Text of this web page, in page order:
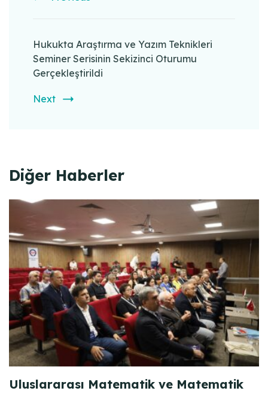
Hukukta Araştırma ve Yazım Teknikleri
Seminer Serisinin Sekizinci Oturumu
Gerçekleştirildi
Next
Diğer Haberler
Uluslararası Matematik ve Matematik